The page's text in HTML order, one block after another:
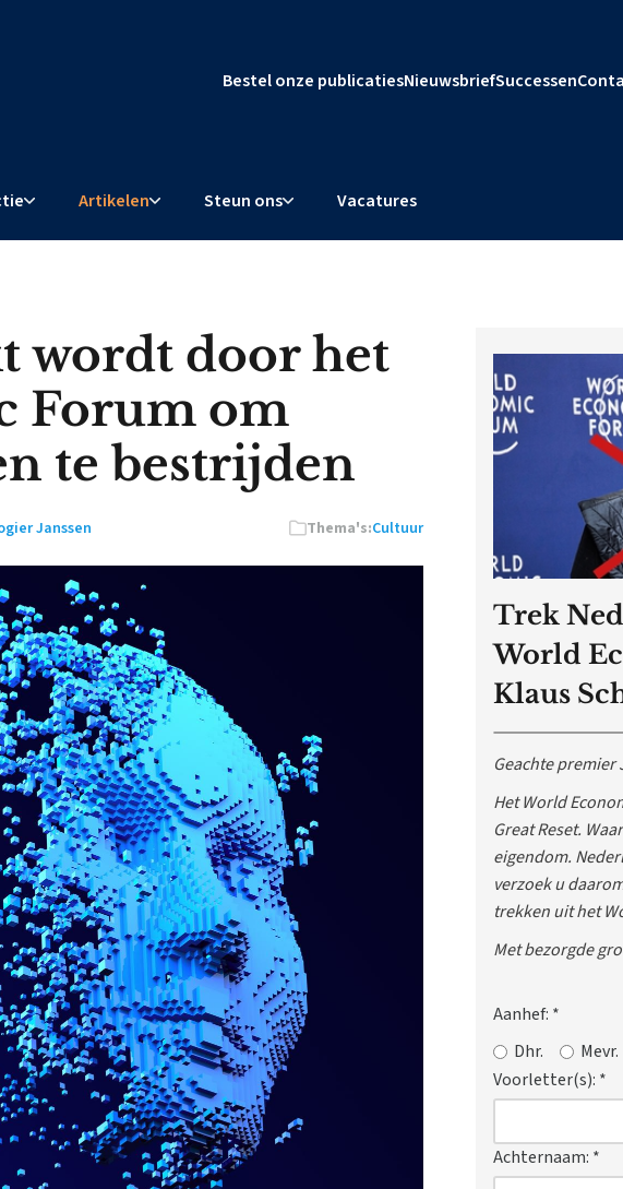
Bestel onze publicatiesNieuwsbriefSuccessen
Artikelen Steun ons Vacatures
wordt door het
Forum om
te bestrijden
Janssen Thema's:Cultuur
Trek
World
Klaus
Geachte premier
Het World
Great Reset.
eigendom.
verzoek u
trekken uit het
Met bezorgde
Aanhef: *
Dhr.
Mevr.
Voorletter(s): *
Achternaam: *